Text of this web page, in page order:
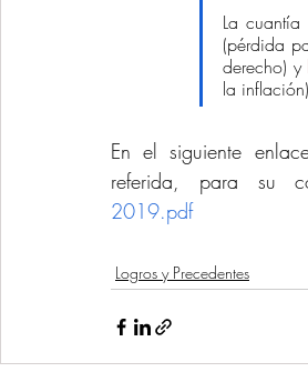
La
(pérdida
derecho) y
la
En el siguiente
referida, para su
2019.pdf
Logros y Precedentes